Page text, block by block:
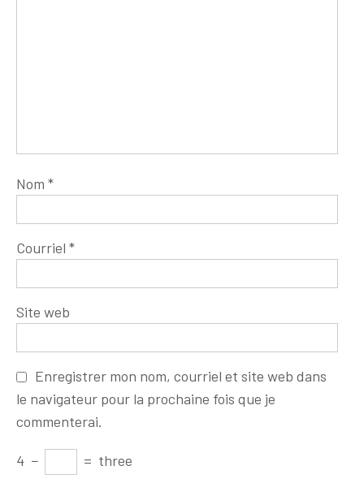
Nom *
Courriel *
Site web
Enregistrer mon nom, courriel et site web dans
le navigateur pour la prochaine fois que je
commenterai.
4 − = three